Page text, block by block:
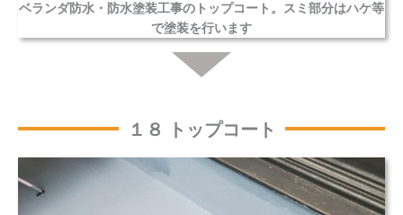
ベランダ防水・防水塗装工事のトップコート。スミ部分はハケ等
で塗装を行います
１８ トップコート